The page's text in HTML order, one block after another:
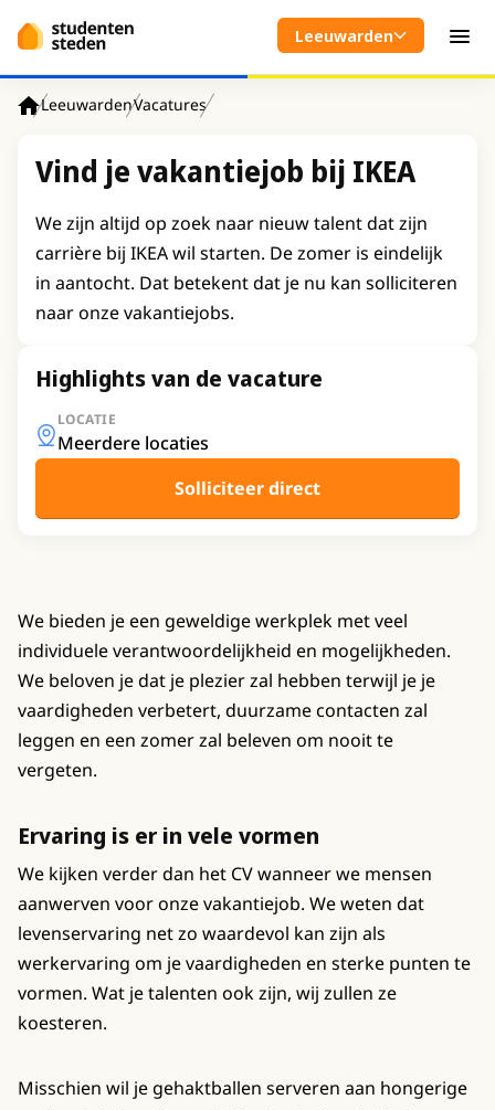
Leeuwarden
LeeuwardenVacatures
Vind je vakantiejob bij IKEA
We zijn altijd op zoek naar nieuw talent dat zijn
carrière bij IKEA wil starten. De zomer is eindelijk
in aantocht. Dat betekent dat je nu kan solliciteren
naar onze vakantiejobs.
Highlights van de vacature
LOCATIE
Meerdere locaties
Solliciteer direct
We bieden je een geweldige werkplek met veel
individuele verantwoordelijkheid en mogelijkheden.
We beloven je dat je plezier zal hebben terwijl je je
vaardigheden verbetert, duurzame contacten zal
leggen en een zomer zal beleven om nooit te
vergeten.
Ervaring is er in vele vormen
We kijken verder dan het CV wanneer we mensen
aanwerven voor onze vakantiejob. We weten dat
levenservaring net zo waardevol kan zijn als
werkervaring om je vaardigheden en sterke punten te
vormen. Wat je talenten ook zijn, wij zullen ze
koesteren.
Misschien wil je gehaktballen serveren aan hongerige